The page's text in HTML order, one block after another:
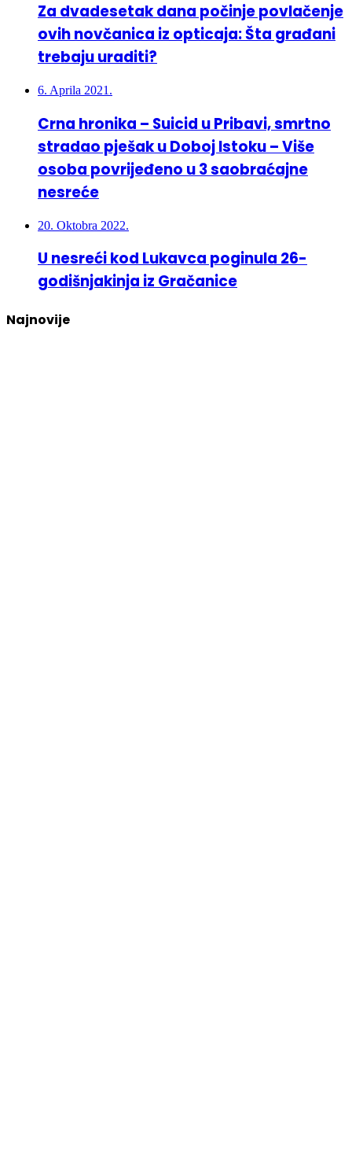
Za dvadesetak dana počinje povlačenje
ovih novčanica iz opticaja: Šta građani
trebaju uraditi?
6. Aprila 2021.
Crna hronika – Suicid u Pribavi, smrtno
stradao pješak u Doboj Istoku – Više
osoba povrijeđeno u 3 saobraćajne
nesreće
20. Oktobra 2022.
U nesreći kod Lukavca poginula 26-
godišnjakinja iz Gračanice
Najnovije